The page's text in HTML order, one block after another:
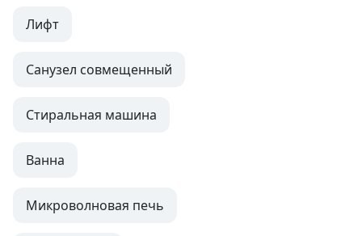
Лифт
Санузел совмещенный
Стиральная машина
Ванна
Микроволновая печь